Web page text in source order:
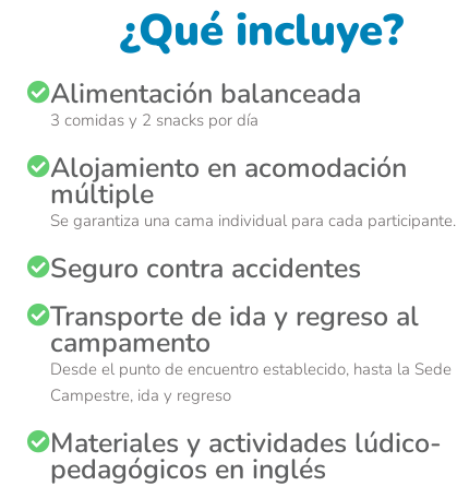
¿Qué incluye?
Alimentación balanceada
3 comidas y 2 snacks por día
Alojamiento en acomodación
múltiple
Se garantiza una cama individual para cada participante.
Seguro contra accidentes
Transporte de ida y regreso al
campamento
Desde el punto de encuentro establecido, hasta la Sede
Campestre, ida y regreso
Materiales y actividades lúdico-
pedagógicos en inglés